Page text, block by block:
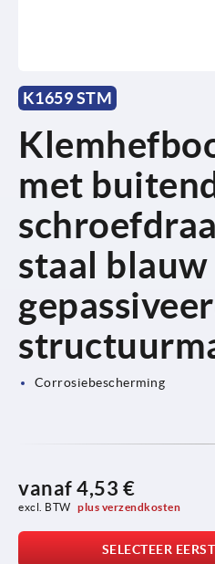
K1659 STM
met
staal blauw
Corrosiebescherming
vanaf 4,53 €
excl. BTW plus verzendkosten
SELECTEER